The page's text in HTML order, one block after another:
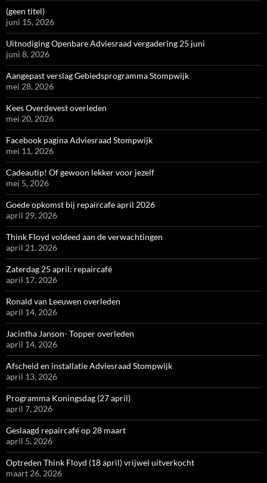
(geen titel)
juni 15, 2026
Uitnodiging Openbare Adviesraad vergadering 25 juni
juni 8, 2026
Aangepast verslag Gebiedsprogramma Stompwijk
mei 28, 2026
Kees Overdevest overleden
mei 20, 2026
Facebook pagina Adviesraad Stompwijk
mei 11, 2026
Cadeautip! Of gewoon lekker voor jezelf
mei 5, 2026
Goede opkomst bij repaircafe april 2026
april 29, 2026
Think Floyd voldeed aan de verwachtingen
april 21, 2026
Zaterdag 25 april: repaircafé
april 17, 2026
Ronald van Leeuwen overleden
april 14, 2026
Jacintha Janson- Topper overleden
april 14, 2026
Afscheid en installatie Adviesraad Stompwijk
april 13, 2026
Programma Koningsdag (27 april)
april 7, 2026
Geslaagd repaircafé op 28 maart
april 5, 2026
Optreden Think Floyd (18 april) vrijwel uitverkocht
maart 26, 2026